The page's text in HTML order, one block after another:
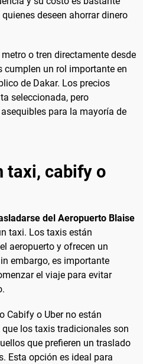
deseen ahorrar dinero
o tren directamente desde
cumplen un rol importante en
de Dakar. Los precios
seleccionada, pero
para la mayoría de
taxi, cabify o
del Aeropuerto Blaise
taxi. Los taxis están
aeropuerto y ofrecen un
embargo, es importante
el viaje para evitar
Cabify o Uber no están
los taxis tradicionales son
que prefieren un traslado
Esta opción es ideal para